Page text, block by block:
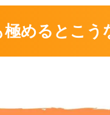
極めるとこう